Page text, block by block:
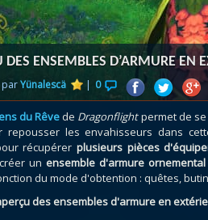
Débloquer le
Assauts à
Visions
ENSEMBLES D’ARMURE EN
parYünalescä | 0
du Rêvede Dragonflightpermet de se
repousser les envahisseurs dans
récupérer plusieurs pièces
unensemble d'armure ornemental
du mode d'obtention : quêtes,
des ensembles d'armure en